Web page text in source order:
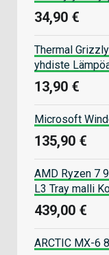
34,90 €
Thermal
yhdiste
13,90 €
Microsoft
135,90 €
AMD Ryzen 7
L3 Tray malli
439,00 €
ARCTIC MX-6